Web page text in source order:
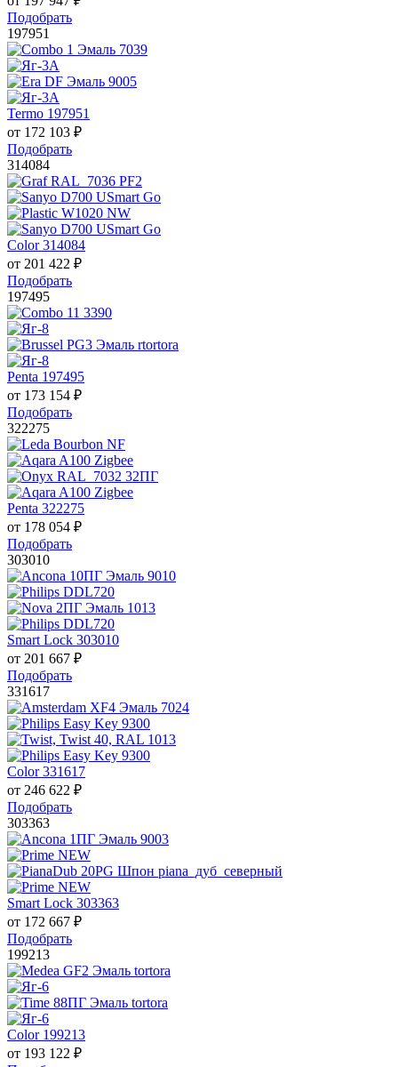
Подобрать
197951
Termo 197951
от 172 103 ₽
Подобрать
314084
Color 314084
от 201 422 ₽
Подобрать
197495
Penta 197495
от 173 154 ₽
Подобрать
322275
Penta 322275
от 178 054 ₽
Подобрать
303010
Smart Lock 303010
от 201 667 ₽
Подобрать
331617
Color 331617
от 246 622 ₽
Подобрать
303363
Smart Lock 303363
от 172 667 ₽
Подобрать
199213
Color 199213
от 193 122 ₽